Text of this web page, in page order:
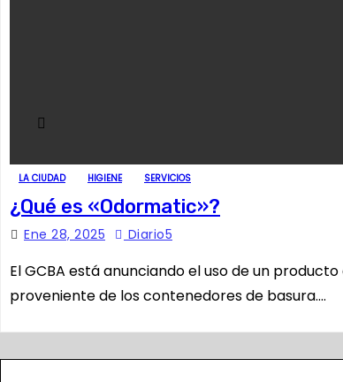
LA CIUDAD HIGIENE SERVICIOS
¿Qué es «Odormatic»?
Ene 28, 2025 Diario5
El GCBA está anunciando el uso de un
proveniente de los contenedores de basura.…